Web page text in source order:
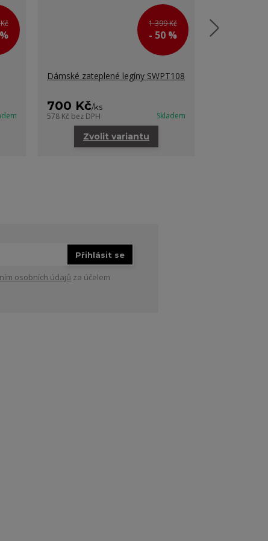
1 399 Kč
- 50 %
Dámské zateplené legíny SWPT108
700 Kč/ks
578 Kč bez DPH Skladem
Zvolit variantu
Přihlásit se
osobních údajů za účelem